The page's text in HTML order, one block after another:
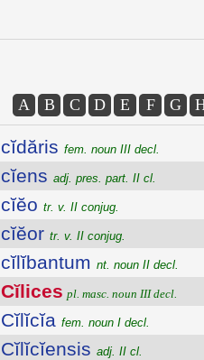
A B C D E F G
cĭdăris fem. noun III decl.
cĭens adj. pres. part. II cl.
cĭĕo tr. v. II conjug.
cĭĕor tr. v. II conjug.
cĭlĭbantum nt. noun II decl.
Cĭlices pl. masc. noun III decl.
Cĭlĭcĭa fem. noun I decl.
Cĭlĭcĭensis adj. II cl.